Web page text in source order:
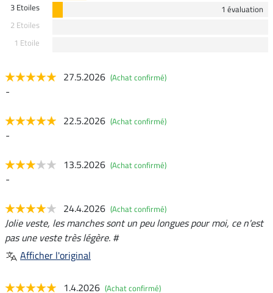
3 Etoiles
1 évaluation
2 Etoiles
1 Etoile
27.5.2026 (Achat confirmé)
-
22.5.2026 (Achat confirmé)
-
13.5.2026 (Achat confirmé)
-
24.4.2026 (Achat confirmé)
Jolie veste, les manches sont un peu longues pour moi, ce n'est
pas une veste très légère. #
Afficher l'original
1.4.2026 (Achat confirmé)